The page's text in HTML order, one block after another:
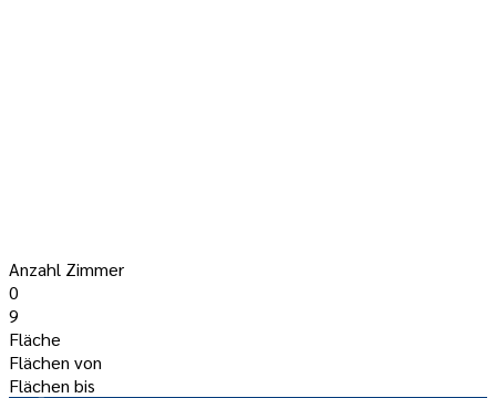
Anzahl Zimmer
0
9
Fläche
Flächen von
Flächen bis